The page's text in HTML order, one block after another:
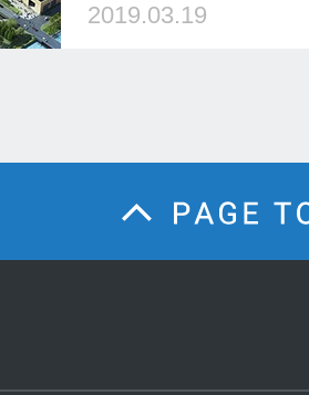
2019.03.19